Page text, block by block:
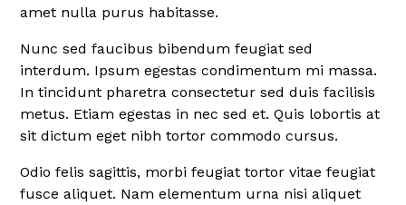
amet nulla purus habitasse.
Nunc sed faucibus bibendum feugiat sed
interdum. Ipsum egestas condimentum mi massa.
In tincidunt pharetra consectetur sed duis facilisis
metus. Etiam egestas in nec sed et. Quis lobortis at
sit dictum eget nibh tortor commodo cursus.
Odio felis sagittis, morbi feugiat tortor vitae feugiat
fusce aliquet. Nam elementum urna nisi aliquet